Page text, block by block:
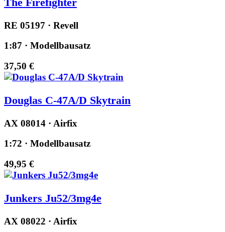
RE 05197 · Revell
1:87 · Modellbausatz
37,50 €
Douglas C-47A/D Skytrain
AX 08014 · Airfix
1:72 · Modellbausatz
49,95 €
Junkers Ju52/3mg4e
AX 08022 · Airfix